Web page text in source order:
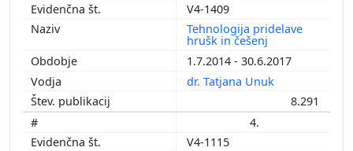
V4-1409
Tehnologija pridelave
hrušk in češenj
1.7.2014 - 30.6.2017
dr. Tatjana Unuk
8.291
4.
V4-1115